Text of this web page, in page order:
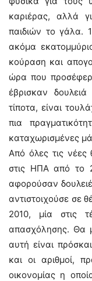
καριέρας, αλλά
παιδιών το γάλα.
ακόμα
κούραση και
ώρα που
έβρισκαν
τίποτα, είναι
πια
καταχωρισμένες
Από όλες τις νέες
στις ΗΠΑ από το
αφορούσαν
αντιστοιχούσε σε
2010, μία στις
απασχόλησης. Θα
αυτή είναι
και οι αριθμοί,
οικονομίας η